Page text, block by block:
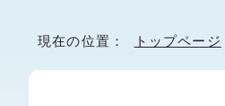
現在の位置： トップページ